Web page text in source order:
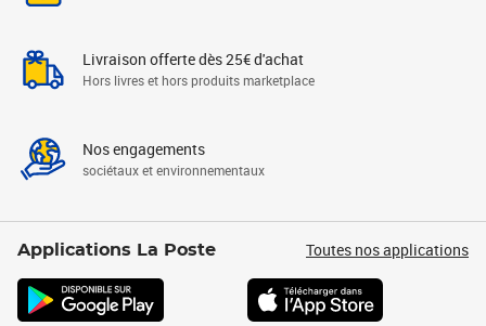
Livraison offerte dès 25€ d'achat
Hors livres et hors produits marketplace
Nos engagements
sociétaux et environnementaux
Applications La Poste Toutes nos applications